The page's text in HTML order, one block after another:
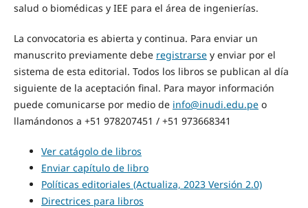
salud o biomédicas y IEE para el área de ingenierías.
La convocatoria es abierta y continua. Para enviar un
manuscrito previamente debe registrarsey enviar por el
sistema de esta editorial. Todos los libros se publican al día
siguiente de la aceptación final. Para mayor información
puede comunicarse por medio de info@inudi.edu.peo
llamándonos a +51 978207451 / +51 973668341
Ver catágolo de libros
Enviar capítulo de libro
Políticas editoriales (Actualiza, 2023 Versión 2.0)
Directrices para libros